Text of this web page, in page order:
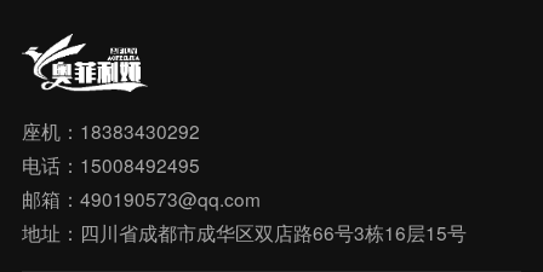
座机：18383430292
电话：15008492495
邮箱：490190573@qq.com
地址：四川省成都市成华区双店路66号3栋16层15号